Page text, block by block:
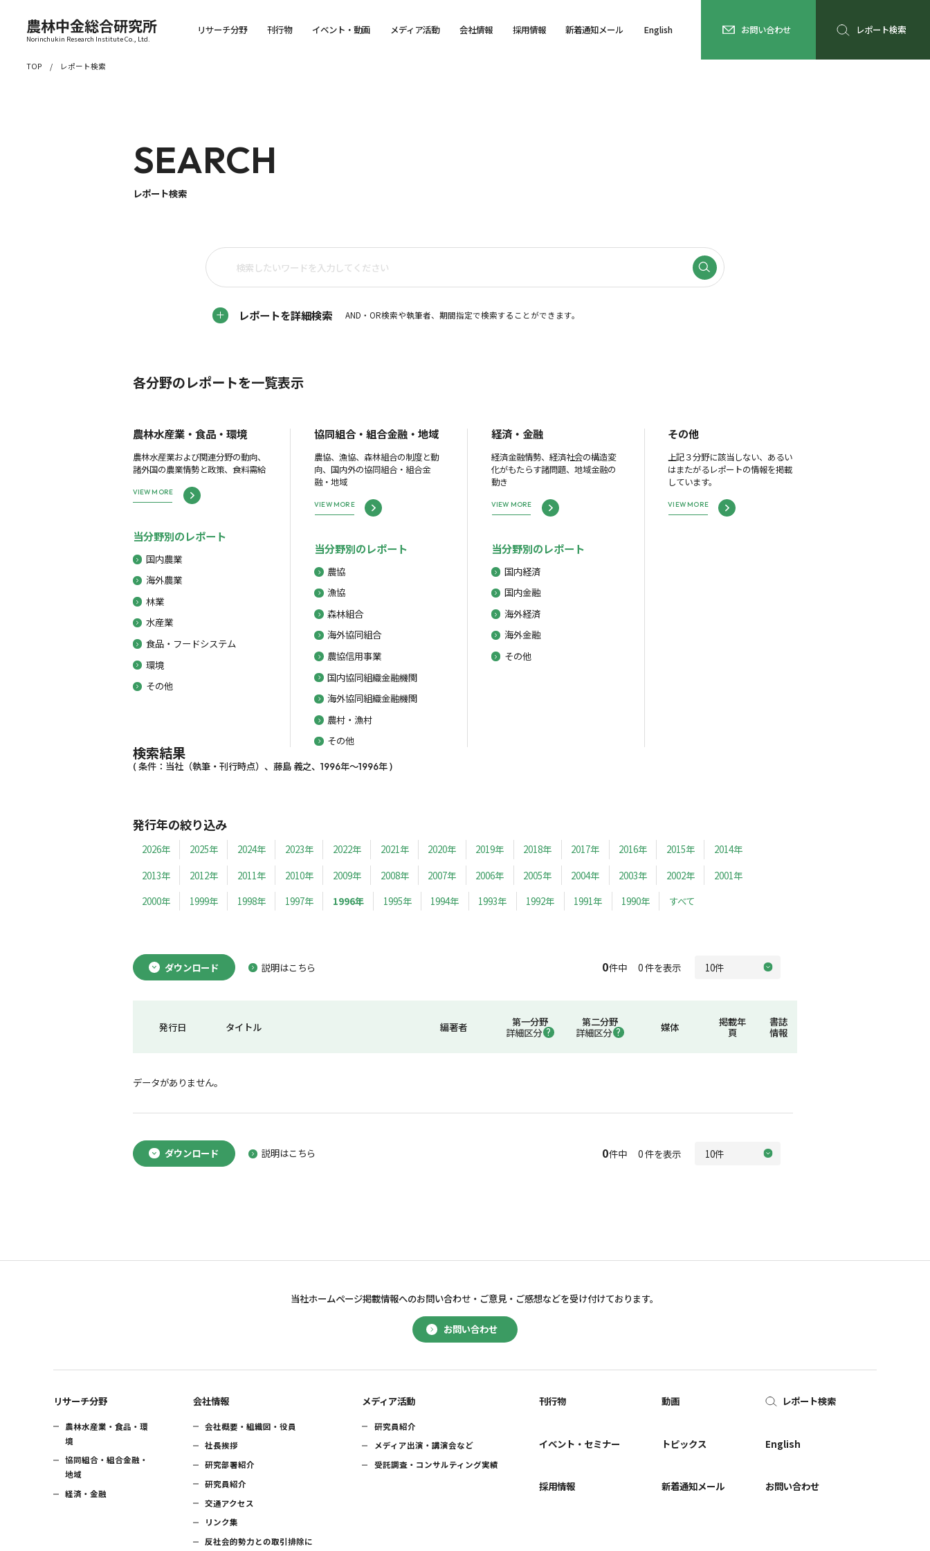
農林中金総合研究所
Norinchukin Research Institute Co., Ltd.
リサーチ分野 刊行物 イベント・動画 メディア活動 会社情報 採用情報 新着通知メール English お問い合わせ レポート検索
TOP レポート検索
SEARCH
レポート検索
レポートを詳細検索 AND・OR検索や執筆者、期間指定で検索することができます。
各分野のレポートを一覧表示
農林水産業・食品・環境
農林水産業および関連分野の動向、
諸外国の農業情勢と政策、食料需給
VIEW MORE
当分野別のレポート
国内農業
海外農業
林業
水産業
食品・フードシステム
環境
その他
協同組合・組合金融・地域
農協、漁協、森林組合の制度と動
向、国内外の協同組合・組合金
融・地域
VIEW MORE
当分野別のレポート
農協
漁協
森林組合
海外協同組合
農協信用事業
国内協同組織金融機関
海外協同組織金融機関
農村・漁村
その他
経済・金融
経済金融情勢、経済社会の構造変
化がもたらす諸問題、地域金融の
動き
VIEW MORE
当分野別のレポート
国内経済
国内金融
海外経済
海外金融
その他
その他
上記３分野に該当しない、あるい
はまたがるレポートの情報を掲載
しています。
VIEW MORE
検索結果
( 条件：当社（執筆・刊行時点）、藤島 義之、1996年～1996年 )
発行年の絞り込み
2026年 2025年 2024年 2023年 2022年 2021年 2020年 2019年 2018年 2017年 2016年 2015年
2014年
2013年
2012年 2011年 2010年 2009年 2008年 2007年 2006年 2005年 2004年 2003年 2002年
2001年
2000年
1999年 1998年 1997年 1996年 1995年 1994年 1993年 1992年 1991年 1990年 すべて
ダウンロード 説明はこちら 0件中 0 件を表示
発行日 タイトル 編著者
第一分野
詳細区分
第二分野
詳細区分
媒体
掲載年
頁
書誌
情報
データがありません。
ダウンロード 説明はこちら 0件中 0 件を表示
お問い合わせ
当社ホームページ掲載情報へのお問い合わせ・ ご意見・ご感想などを受け付けております。
リサーチ分野
農林水産業・食品・環
境
協同組合・組合金融・
地域
経済・金融
会社情報
会社概要・組織図・役員
社長挨拶
研究部署紹介
研究員紹介
交通アクセス
リンク集
反社会的勢力との取引排除に
メディア活動
研究員紹介
メディア出演・講演会など
受託調査・コンサルティング実績
刊行物
イベント・セミナー
採用情報
動画
トピックス
新着通知メール
レポート検索
English
お問い合わせ